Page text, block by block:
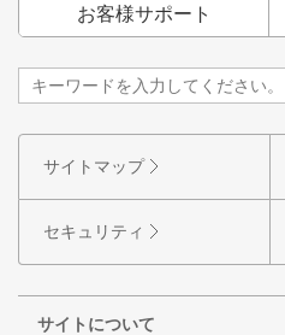
お客様サポート
サイトマップ
セキュリティ
サイトについて